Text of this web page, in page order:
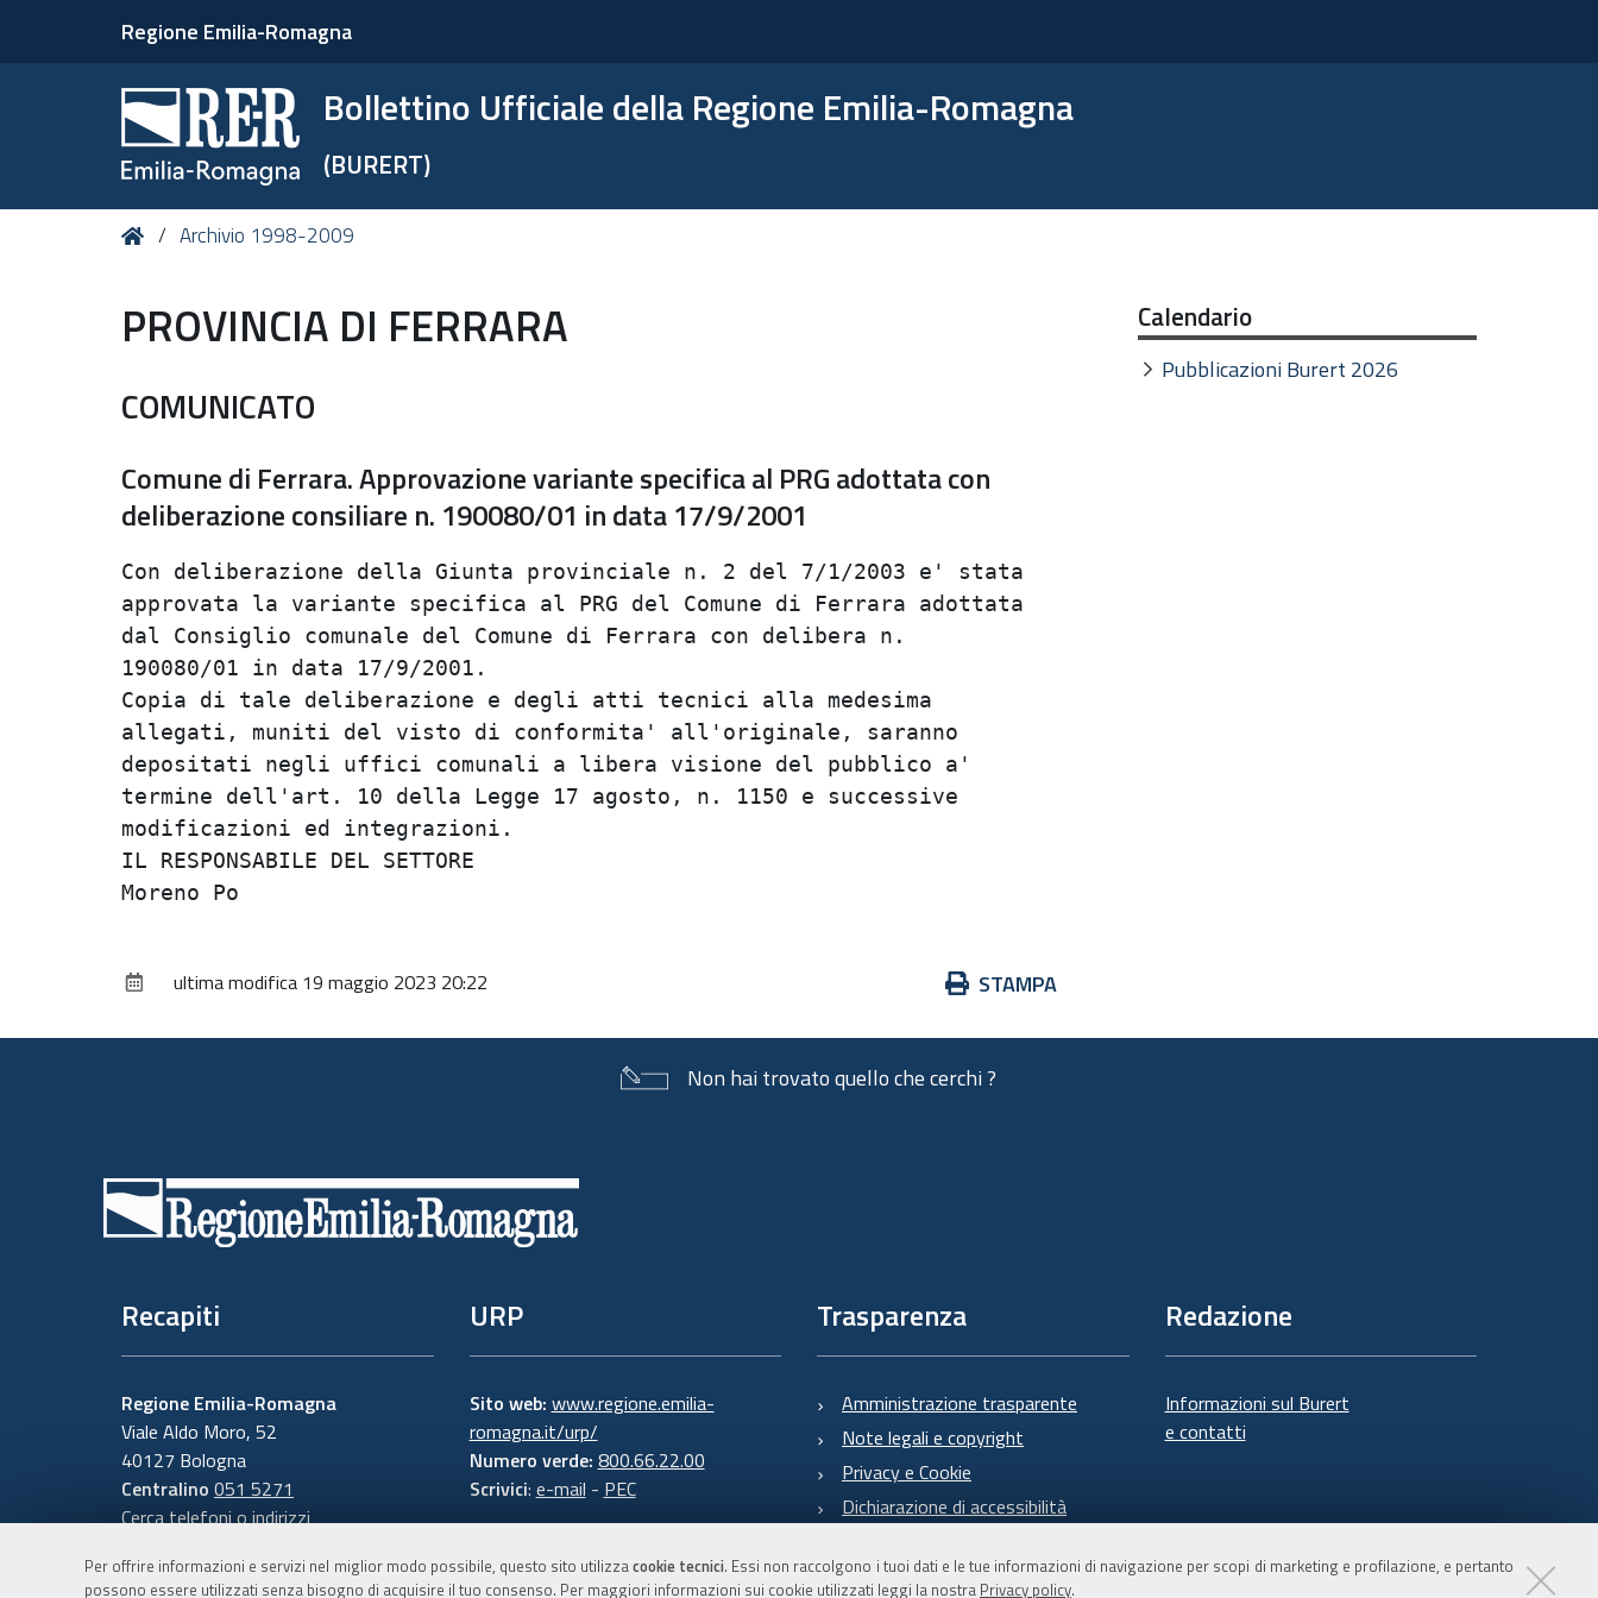
Per offrire informazioni e servizi nel miglior modo possibile, questo sito utilizzacookie tecnici. Essi non raccolgono i tuoi dati e le tue informazioni di navigazione per scopi di marketing e profilazione, e pertanto
possono essere utilizzati senza bisogno di acquisire il tuo consenso. Per maggiori informazioni sui cookie utilizzati leggi la nostra Privacy policy.
Regione Emilia-Romagna
Bollettino Ufficiale della Regione Emilia-Romagna
(BURERT)
Tu HomeArchivio 1998-2009
PROVINCIA DI FERRARA
COMUNICATO
Comune di Ferrara. Approvazione variante specifica al PRG adottata con
deliberazione consiliare n. 190080/01 in data 17/9/2001
Con deliberazione della Giunta provinciale n. 2 del 7/1/2003 e' stata
approvata la variante specifica al PRG del Comune di Ferrara adottata
dal Consiglio comunale del Comune di Ferrara con delibera n.
190080/01 in data 17/9/2001.
Copia di tale deliberazione e degli atti tecnici alla medesima
allegati, muniti del visto di conformita' all'originale, saranno
depositati negli uffici comunali a libera visione del pubblico a'
termine dell'art. 10 della Legge 17 agosto, n. 1150 e successive
modificazioni ed integrazioni.
IL RESPONSABILE DEL SETTORE
Azioni
documento
STAMPA
ultima modifica 19 maggio 2023 20:22
Calendario
Pubblicazioni Burert 2026
Non hai trovato quello che cerchi ?
Recapiti
Regione Emilia-Romagna
Viale Aldo Moro, 52
40127 Bologna
Centralino 051 5271
Cerca telefoni o indirizzi
URP
Sito web: www.regione.emilia-
romagna.it/urp/
Numero verde: 800.66.22.00
Scrivici: e-mail - PEC
Trasparenza
Amministrazione trasparente
Note legali e copyright
Privacy e Cookie
Dichiarazione di accessibilità
Redazione
Informazioni sul Burert
e contatti